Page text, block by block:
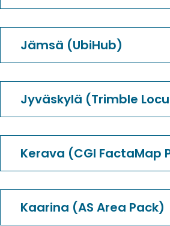
Jämsä (UbiHub)
Jyväskylä (Trimble
Kerava (CGI FactaMap
Kaarina (AS Area Pack)